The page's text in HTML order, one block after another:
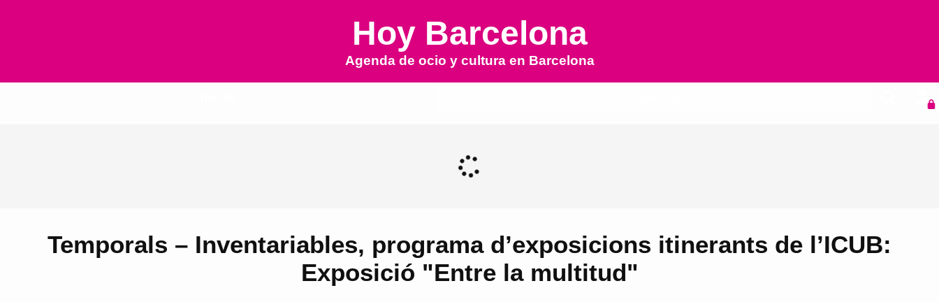
Hoy Barcelona
Agenda de ocio y cultura en Barcelona
Temporals – Inventariables, programa d’exposicions itinerants de l’ICUB:
Exposició "Entre la multitud"